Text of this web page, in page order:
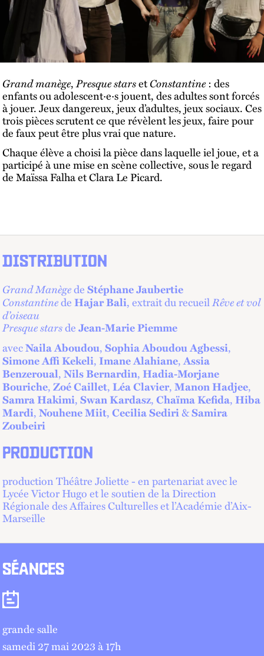
Grand manège,Presque starsetConstantine : des
enfants ou adolescent·e·s jouent, des adultes sont forcés
à jouer. Jeux dangereux, jeux d’adultes, jeux sociaux. Ces
trois pièces scrutent ce que révèlent les jeux, faire pour
de faux peut être plus vrai que nature.
Chaque élève a choisi la pièce dans laquelle iel joue, et a
participé à une mise en scène collective, sous le regard
de Maïssa Falha et Clara Le Picard.
DISTRIBUTION
Grand ManègedeStéphane Jaubertie
ConstantinedeHajar Bali, extrait du recueilRêve et vol
d’oiseau
Presque starsdeJean-Marie Piemme
avecNaila Aboudou,Sophia Aboudou Agbessi,
Simone Affi Kekeli,Imane Alahiane,Assia
Benzeroual,Nils Bernardin,Hadia-Morjane
Bouriche,Zoé Caillet,Léa Clavier,Manon Hadjee,
Samra Hakimi,Swan Kardasz,Chaïma Kefida,Hiba
Mardi,Nouhene Miit,Cecilia Sediri&Samira
Zoubeiri
PRODUCTION
production Théâtre Joliette - en partenariat avec le
Lycée Victor Hugo et le soutien de la Direction
Régionale des Affaires Culturelles et l’Académie d’Aix-
Marseille
SÉANCES
Séances
grande salle
samedi 27 mai 2023 à 17h